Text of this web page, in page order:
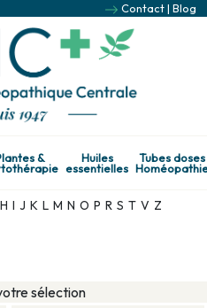
Contact| Blog
& Huiles
essentielles
Tubes doses
H I J K L M N O P R S T V Z
sélection